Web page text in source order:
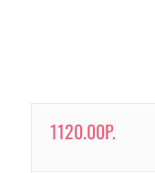
1120.00Р.